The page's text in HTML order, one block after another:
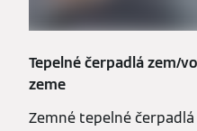
Tepelné čerpadlá zem/
zeme
Zemné tepelné